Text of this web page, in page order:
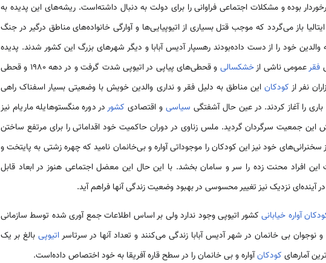
بوده و مشکلات اجتماعی فراوانی را برای دولت به دنبال داشته‌است. ریشه‌های این پدیده به
باز می‌گردد که موجب قتل بسیاری از اتیوپیایی‌ها و آوارگی خانواده‌های مناطق درگیر در جنگ
والدین خود را از دست داده‌بودند رهسپار آدیس آبابا و دیگر شهرهای بزرگ این کشور شدند. پدیده
فقرعمومی ناشی ازخشکسالی
و قحطی‌های پیاپی در اتیوپی شدت گرفت و در دهه 1980 و قحطی
کودکاناین مناطق به دلیل فقر و نداری والدین خویش با وضعیتی بسیار اسفناک راهی
را آغاز کردند. در عین حال آشفتگی سیاسیو اقتصادی کشوردر دوره منگستو‌هایله ماریام نیز
این جمعیت سرگردان گردید‌. ملس زناوی در دوران حاکمیت خود اقداماتی را برای مرتفع ساختن
سخنرانی‌های خود نیز این کودکان را موجوداتی آواره و بی‌خانمان نامید که چهره زشتی به پایتخت و
افراد محنت زده را سر و سامان بخشد‌. با این حال این معضل اجتماعی هنوز در ابعاد قابل
آینده‌ای نزدیک نیز تغییر محسوسی در بهبود وضعیت زندگی آنها فراهم آید.
آواره خیابانیکشور اتیوپی وجود ندارد ولی بر اساس اطلاعات جمع آوری شده توسط سازمانی
اتیوپی بالغ بر یک
آمارهای کودکانآواره و بی خانمان را در سطح قاره آفریقا به خود اختصاص داده‌است.